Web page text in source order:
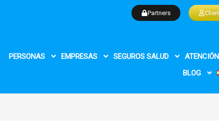
Partners
PERSONAS EMPRESAS SEGUROS SALUD
BLOG